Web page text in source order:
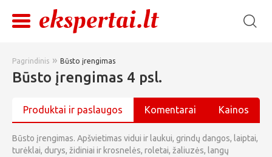
Pagrindinis » Būsto įrengimas
Būsto įrengimas 4 psl.
Produktai ir paslaugos Komentarai Kainos
Būsto įrengimas. Apšvietimas vidui ir laukui, grindų dangos, laiptai,
turėklai, durys, židiniai ir krosnelės, roletai, žaliuzės, langų